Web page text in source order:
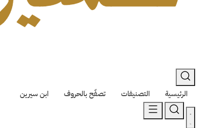
الرئيسية التصنيفات تصفّح بالحروف ابن سيرين